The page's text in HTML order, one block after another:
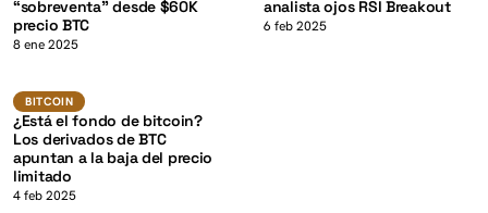
“sobreventa” desde $60K
precio BTC
8 ene 2025
analista ojos RSI Breakout
6 feb 2025
BITCOIN K
BITCOIN
¿Está el fondo de bitcoin?
Los derivados de BTC
apuntan a la baja del precio
limitado
4 feb 2025